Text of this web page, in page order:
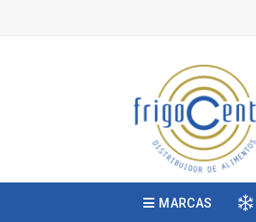
MARCAS